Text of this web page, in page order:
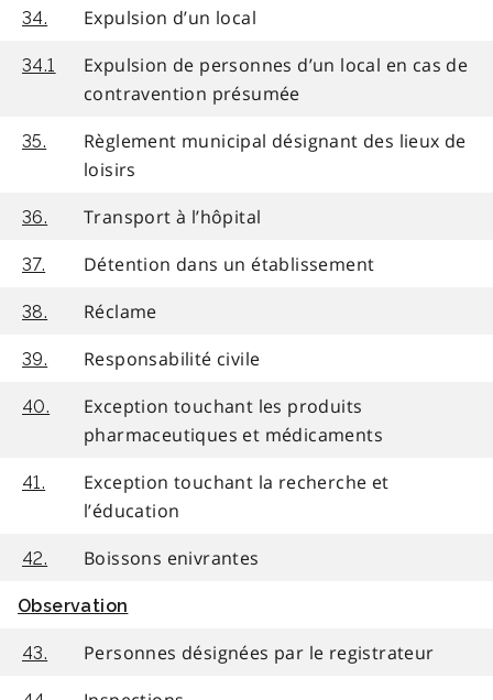
34. Expulsion d’un local
34.1
Expulsion de personnes d’un local en cas de
contravention présumée
35.
Règlement municipal désignant des lieux de
loisirs
36. Transport à l’hôpital
37. Détention dans un établissement
38. Réclame
39. Responsabilité civile
40.
Exception touchant les produits
pharmaceutiques et médicaments
41.
Exception touchant la recherche et
l’éducation
42. Boissons enivrantes
Observation
43. Personnes désignées par le registrateur